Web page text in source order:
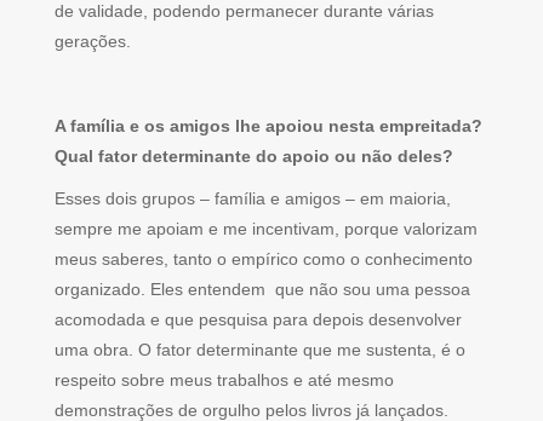
de validade, podendo permanecer durante várias
gerações.
A família e os amigos lhe apoiou nesta empreitada?
Qual fator determinante do apoio ou não deles?
Esses dois grupos – família e amigos – em maioria,
sempre me apoiam e me incentivam, porque valorizam
meus saberes, tanto o empírico como o conhecimento
organizado. Eles entendem que não sou uma pessoa
acomodada e que pesquisa para depois desenvolver
uma obra. O fator determinante que me sustenta, é o
respeito sobre meus trabalhos e até mesmo
demonstrações de orgulho pelos livros já lançados.